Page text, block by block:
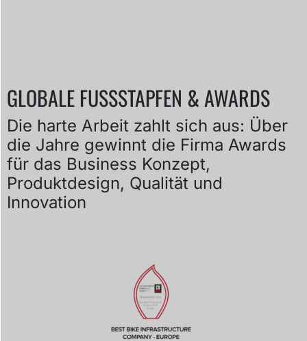
GLOBALE FUSSSTAPFEN & AWARDS
Die harte Arbeit zahlt sich aus: Über
die Jahre gewinnt die Firma Awards
für das Business Konzept,
Produktdesign, Qualität und
Innovation